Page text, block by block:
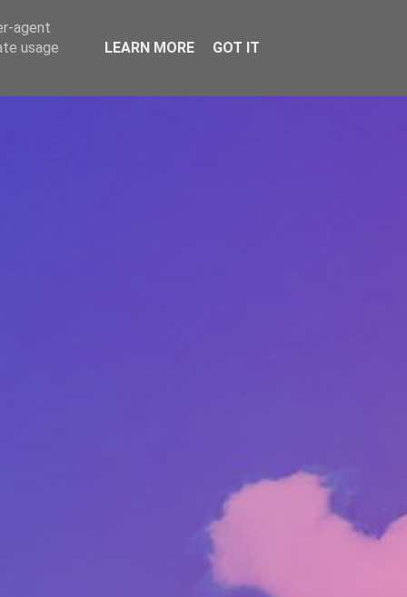
REPERE DONEAZĂ ARTICOLE CONTACT
agent
usage
LEARN MORE GOT IT